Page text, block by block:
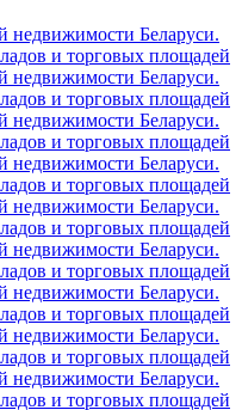
недвижимости Беларуси.
и торговых площадей
недвижимости Беларуси.
и торговых площадей
недвижимости Беларуси.
и торговых площадей
недвижимости Беларуси.
и торговых площадей
недвижимости Беларуси.
и торговых площадей
недвижимости Беларуси.
и торговых площадей
недвижимости Беларуси.
и торговых площадей
недвижимости Беларуси.
и торговых площадей
недвижимости Беларуси.
и торговых площадей